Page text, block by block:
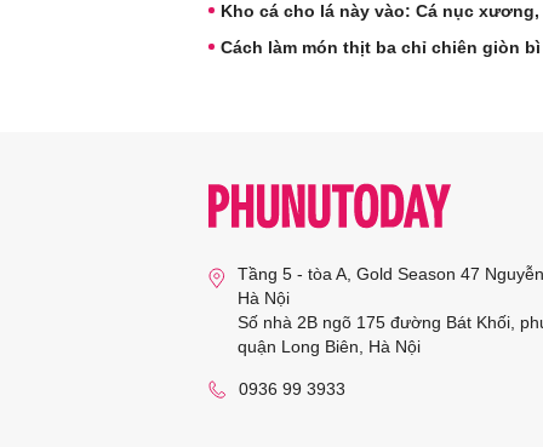
Kho cá cho lá này vào: Cá nục
Cách làm món thịt ba chỉ chiên giòn bì
Tầng 5 - tòa A, Gold Season 47
Hà Nội
Số nhà 2B ngõ 175 đường Bát Khối,
quận Long Biên, Hà Nội
0936 99 3933